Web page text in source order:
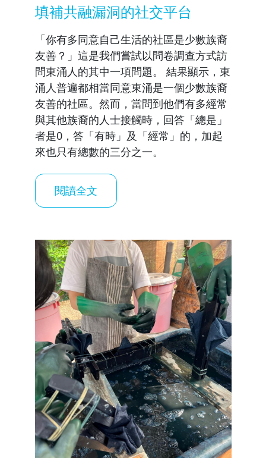
填補共融漏洞的社交平台
「你有多同意自己生活的社區是少數族裔
友善？」這是我們嘗試以問卷調查方式訪
問東涌人的其中一項問題。 結果顯示，東
涌人普遍都相當同意東涌是一個少數族裔
友善的社區。然而，當問到他們有多經常
與其他族裔的人士接觸時，回答「總是」
者是0，答「有時」及「經常」的，加起
來也只有總數的三分之一。
閱讀全文